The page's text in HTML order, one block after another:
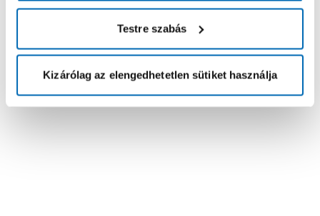
Testre szabás
Kizárólag az elengedhetetlen sütiket használja